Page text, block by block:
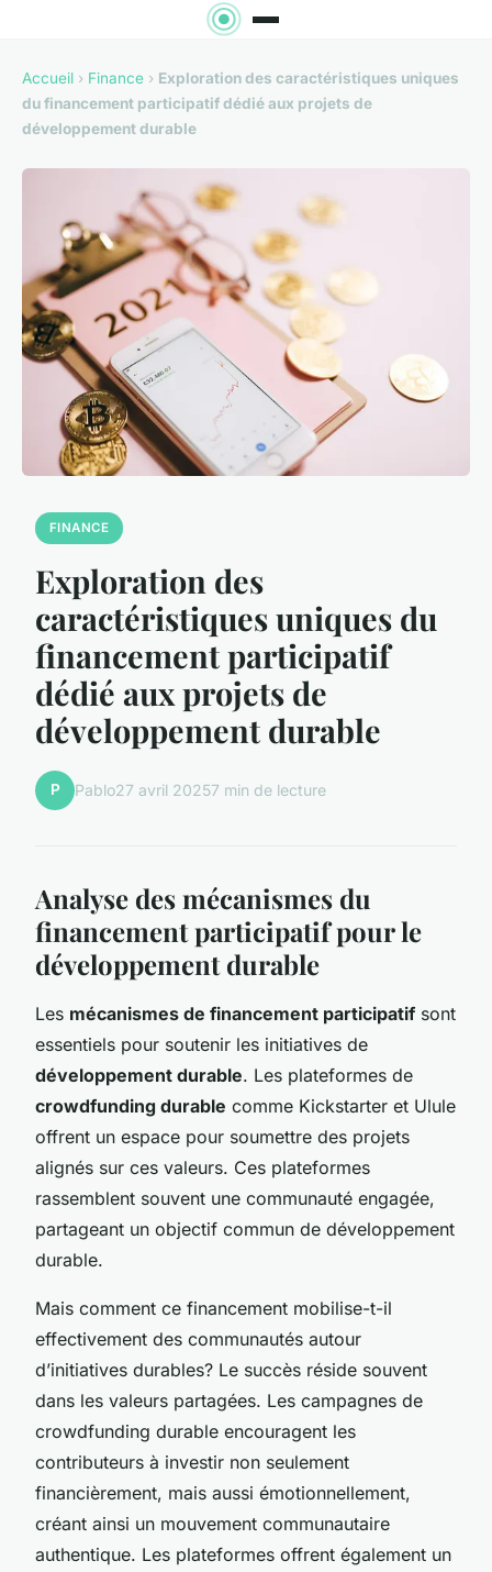
Accueil › Finance › Exploration des caractéristiques uniques
du financement participatif dédié aux projets de
développement durable
FINANCE
Exploration des
caractéristiques uniques du
financement participatif
dédié aux projets de
développement durable
P Pablo27 avril 20257 min de lecture
Analyse des mécanismes du
financement participatif pour le
développement durable
Les mécanismes de financement participatif sont
essentiels pour soutenir les initiatives de
développement durable. Les plateformes de
crowdfunding durable comme Kickstarter et Ulule
offrent un espace pour soumettre des projets
alignés sur ces valeurs. Ces plateformes
rassemblent souvent une communauté engagée,
partageant un objectif commun de développement
durable.
Mais comment ce financement mobilise-t-il
effectivement des communautés autour
d’initiatives durables? Le succès réside souvent
dans les valeurs partagées. Les campagnes de
crowdfunding durable encouragent les
contributeurs à investir non seulement
financièrement, mais aussi émotionnellement,
créant ainsi un mouvement communautaire
authentique. Les plateformes offrent également un